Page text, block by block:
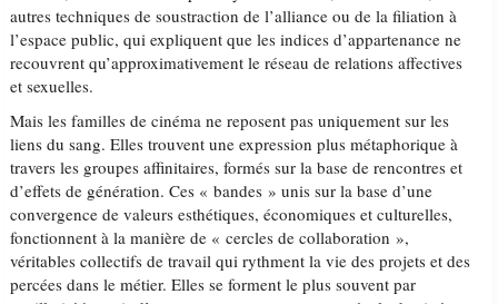
autres techniques de soustraction de l’alliance ou de la filiation à
l’espace public, qui expliquent que les indices d’appartenance ne
recouvrent qu’approximativement le réseau de relations affectives
et sexuelles.
Mais les familles de cinéma ne reposent pas uniquement sur les
liens du sang. Elles trouvent une expression plus métaphorique à
travers les groupes affinitaires, formés sur la base de rencontres et
d’effets de génération. Ces « bandes » unis sur la base d’une
convergence de valeurs esthétiques, économiques et culturelles,
fonctionnent à la manière de « cercles de collaboration »,
véritables collectifs de travail qui rythment la vie des projets et des
percées dans le métier. Elles se forment le plus souvent par